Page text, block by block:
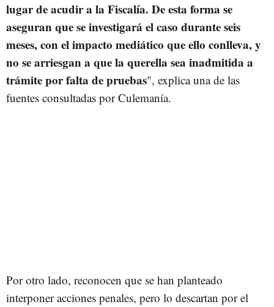
lugar de acudir a la Fiscalía. De esta forma se
aseguran que se investigará el caso durante seis
meses, con el impacto mediático que ello conlleva, y
no se arriesgan a que la querella sea inadmitida a
trámite por falta de pruebas", explica una de las
fuentes consultadas por Culemanía.
Por otro lado, reconocen que se han planteado
interponer acciones penales, pero lo descartan por el